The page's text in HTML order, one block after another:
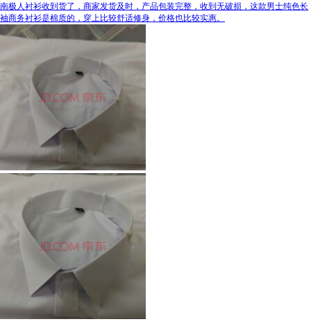
南极人衬衫收到货了，商家发货及时，产品包装完整，收到无破损，这款男士纯色长
袖商务衬衫是棉质的，穿上比较舒适修身，价格也比较实惠。